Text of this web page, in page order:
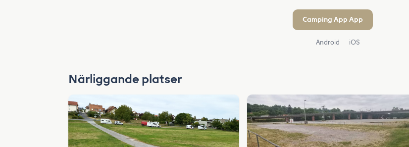
Camping App App
Android iOS
Närliggande platser